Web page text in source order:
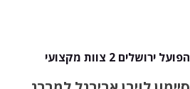
הפועל ירושלים 2 צוות מקצועי